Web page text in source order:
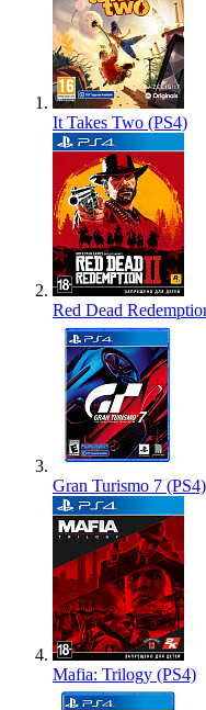
It Takes Two (PS4)
Red Dead
Gran Turismo 7 (PS4)
Mafia: Trilogy (PS4)